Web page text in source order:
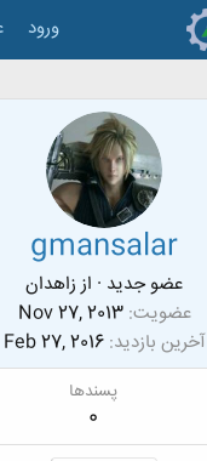
ورود
gmansalar
عضو جدید · از زاهدان
عضویت Nov 27, 2013
آخرین بازدید Feb 27, 2016
پسندها
0